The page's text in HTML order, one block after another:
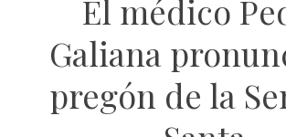
El médico
Galiana
pregón de la